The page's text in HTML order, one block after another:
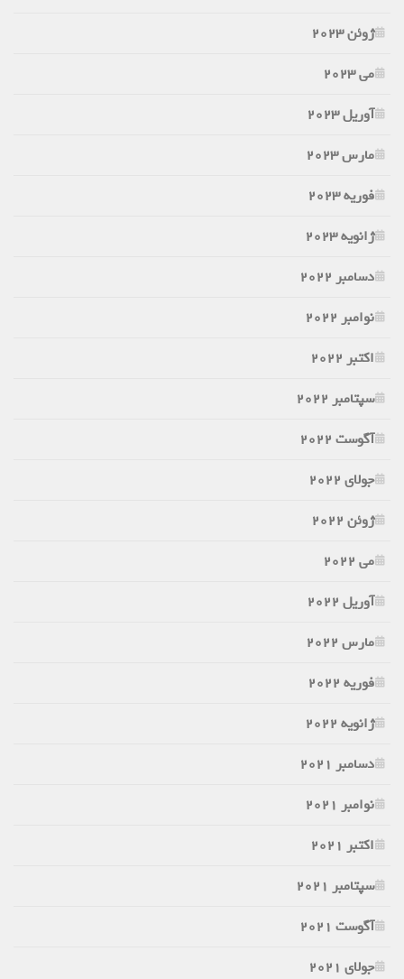
ژوئن 2023
می 2023
آوریل 2023
مارس 2023
فوریه 2023
ژانویه 2023
دسامبر 2022
نوامبر 2022
اکتبر 2022
سپتامبر 2022
آگوست 2022
جولای 2022
ژوئن 2022
می 2022
آوریل 2022
مارس 2022
فوریه 2022
ژانویه 2022
دسامبر 2021
نوامبر 2021
اکتبر 2021
سپتامبر 2021
آگوست 2021
جولای 2021